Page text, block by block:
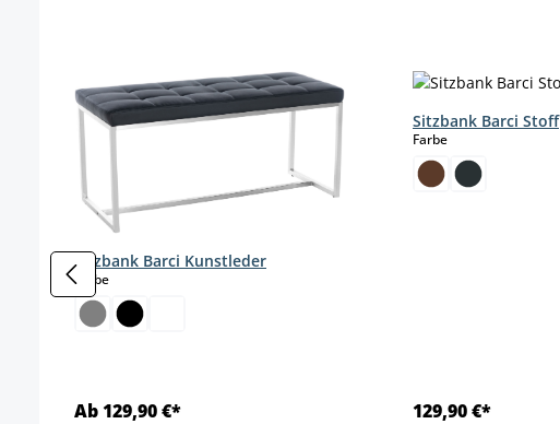
Sitzbank Barci Kunstleder
Farbeauswählen
Ab 129,90 €*
Sitzbank Barci Stoff
Farbeauswählen
129,90 €*